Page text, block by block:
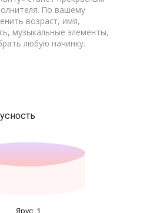
По вашему
возраст, имя,
музыкальные элементы,
любую начинку.
Ярус: 1